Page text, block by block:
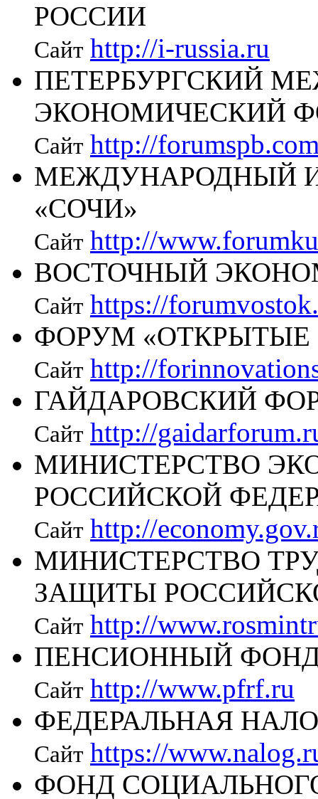
РОССИИ
Сайт http://i-russia.ru
ПЕТЕРБУРГСКИЙ
ЭКОНОМИЧЕСКИЙ
Сайт http://
МЕЖДУНАРОДНЫЙ
«СОЧИ»
Сайт http://
ВОСТОЧНЫЙ
Сайт https://
ФОРУМ
Сайт http://
ГАЙДАРОВСКИЙ
Сайт http://
МИНИСТЕРСТВО
РОССИЙСКОЙ
Сайт http://
МИНИСТЕРСТВО
ЗАЩИТЫ
Сайт http://
ПЕНСИОННЫЙ
Сайт http://www.pfrf.ru
ФЕДЕРАЛЬНАЯ
Сайт https://
ФОНД